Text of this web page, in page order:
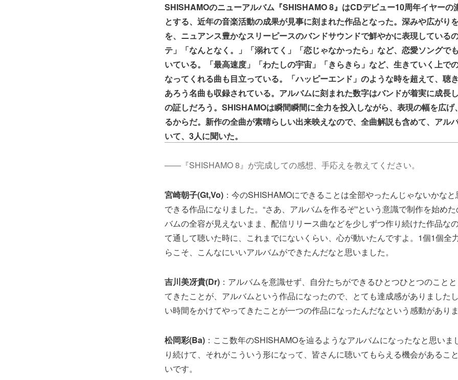
SHISHAMOのニューアルバム『SHISHAMO 8』はCDデビュー10周年イヤーの
とする、近年の音楽活動の成果が見事に刻まれた作品となった。深みや広がり
を、ニュアンス豊かなスリーピースのバンドサウンドで鮮やかに表現している
テ」「なんとなく。」「溺れてく」「恋じゃなかったら」など、恋愛ソングで
いている。「最高速度」「わたしの宇宙」「きらきら」など、生きていく上で
なってくれる曲も目立っている。「ハッピーエンド」のような時を超えて、聴
あろう名曲も収録されている。アルバムに刻まれた数字はバンドが着実に成長
の証しだろう。SHISHAMOは瞬間瞬間に全力を投入しながら、表現の幅を広げ
るからだ。新作の全曲が素晴らしい出来映えなので、全曲解説も含めて、アル
いて、3人に聞いた。
――『SHISHAMO 8』が完成しての感想、手応えを教えてください。
宮崎朝子(Gt,Vo) ：今のSHISHAMOにできることは全部やったんじゃないかな
できる作品になりました。“さあ、アルバムを作るぞ”という意識で制作を始め
バムの全容が見えないまま、配信リリース曲などを少しずつ作り続けた作品な
て通して聴いた時に、これまでにないくらい、心が動いたんですよ。1個1個全
らこそ、こんなにいいアルバムができたんだなと思いました。
吉川美冴貴(Dr) ：アルバムを意識せず、自分たちができるひとつひとつのこと
てきたことが、アルバムという作品になったので、とても達成感がありました
い時間をかけてやってきたことが一つの作品になったんだなという感動がありま
松岡彩(Ba) ：ここ数年のSHISHAMOを辿るようなアルバムになったなと思いま
り続けて、それがこういう形になって、皆さんに聴いてもらえる機会があるこ
いです。